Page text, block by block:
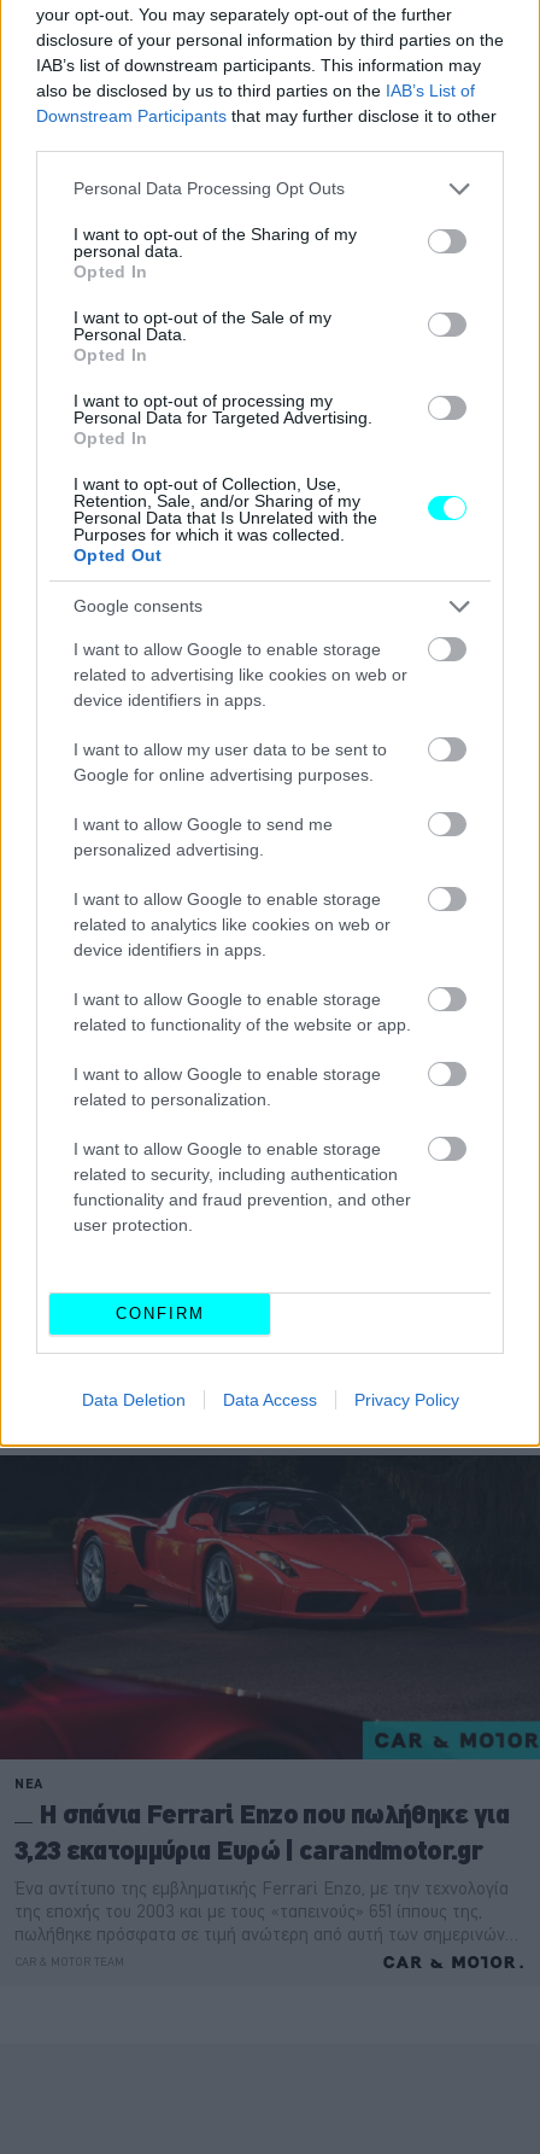
your opt-out. You may separately opt-out of the further
disclosure of your personal information by third parties on the
IAB’s list of downstream participants. This information may
also be disclosed by us to third parties on the IAB’s List of
Downstream Participants that may further disclose it to other
Please note that this website/app uses one or more Google
not limited to your visit or usage behaviour. You may click to
grant or deny consent to Google and its third-party tags to
use your data for below specified purposes in below Google
consent section.
Personal Data Processing Opt Outs
I want to opt-out of the Sharing of my
personal data.
Opted In
I want to opt-out of the Sale of my
Personal Data.
Opted In
I want to opt-out of processing my
Personal Data for Targeted Advertising.
Opted In
I want to opt-out of Collection, Use,
Retention, Sale, and/or Sharing of my
Personal Data that Is Unrelated with the
Purposes for which it was collected.
Opted Out
Google consents
I want to allow Google to enable storage
related to advertising like cookies on web or
device identifiers in apps.
I want to allow my user data to be sent to
Google for online advertising purposes.
I want to allow Google to send me
personalized advertising.
I want to allow Google to enable storage
related to analytics like cookies on web or
device identifiers in apps.
I want to allow Google to enable storage
related to functionality of the website or app.
I want to allow Google to enable storage
related to personalization.
I want to allow Google to enable storage
related to security, including authentication
functionality and fraud prevention, and other
user protection.
CONFIRM
Data Deletion Data Access Privacy Policy
Ακολουθήστε το carandmotor.gr για να μαθαίνετε
όλα τα ΝΕΑ για το αυτοκίνητο
Διαβάστε επίσης